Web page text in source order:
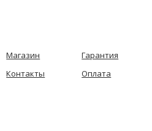
Магазин Гарантия
Контакты
Оплата